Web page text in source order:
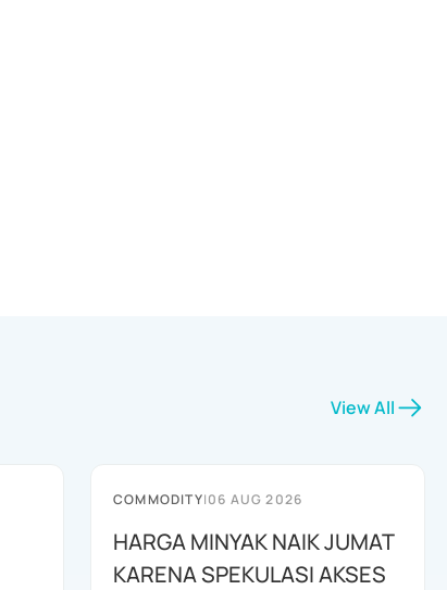
View All
COMMODITY|06 AUG 2026
HARGA MINYAK NAIK JUMAT
KARENA SPEKULASI AKSES